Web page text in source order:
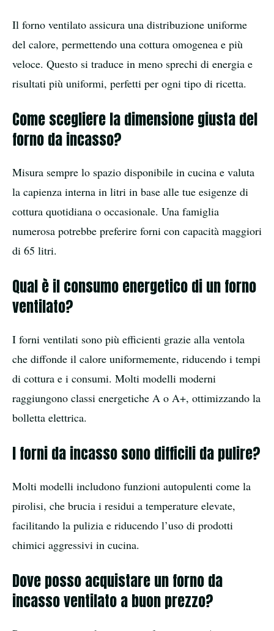
Il forno ventilato assicura una distribuzione uniforme
del calore, permettendo una cottura omogenea e più
veloce. Questo si traduce in meno sprechi di energia e
risultati più uniformi, perfetti per ogni tipo di ricetta.
Come scegliere la dimensione giusta del
forno da incasso?
Misura sempre lo spazio disponibile in cucina e valuta
la capienza interna in litri in base alle tue esigenze di
cottura quotidiana o occasionale. Una famiglia
numerosa potrebbe preferire forni con capacità maggiori
di 65 litri.
Qual è il consumo energetico di un forno
ventilato?
I forni ventilati sono più efficienti grazie alla ventola
che diffonde il calore uniformemente, riducendo i tempi
di cottura e i consumi. Molti modelli moderni
raggiungono classi energetiche A o A+, ottimizzando la
bolletta elettrica.
I forni da incasso sono difficili da pulire?
Molti modelli includono funzioni autopulenti come la
pirolisi, che brucia i residui a temperature elevate,
facilitando la pulizia e riducendo l’uso di prodotti
chimici aggressivi in cucina.
Dove posso acquistare un forno da
incasso ventilato a buon prezzo?